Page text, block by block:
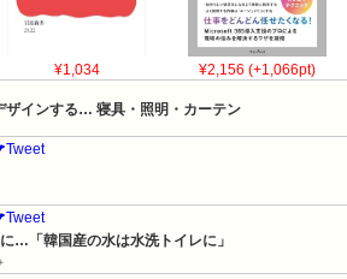
¥1,034 ¥2,156 (+1,066pt)
ザインする… 寝具・照明・カーテン
…「韓国産の水は水洗トイレに」